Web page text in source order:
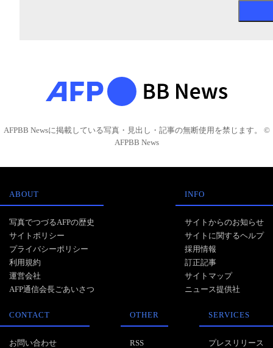
AFPBB Newsに掲載している写真・見出し・記事の無断使用を禁じます。 ©
AFPBB News
ABOUT
写真でつづるAFPの歴史
サイトポリシー
プライバシーポリシー
利用規約
運営会社
AFP通信会長ごあいさつ
INFO
サイトからのお知らせ
サイトに関するヘルプ
採用情報
訂正記事
サイトマップ
ニュース提供社
CONTACT
お問い合わせ
OTHER
RSS
SERVICES
プレスリリース